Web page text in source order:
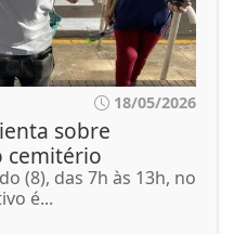
18/05/2026
sobre
cemitério
(8), das 7h às 13h, no
é...